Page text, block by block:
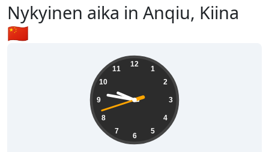
Nykyinen aika in Anqiu, Kiina
🇨🇳
12
1
2
3
4
5
6
7
8
9
10
11